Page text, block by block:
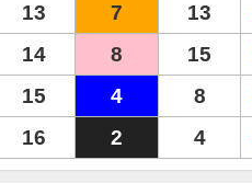
13
7 13
14
8 15
15
4 8
16
2 4